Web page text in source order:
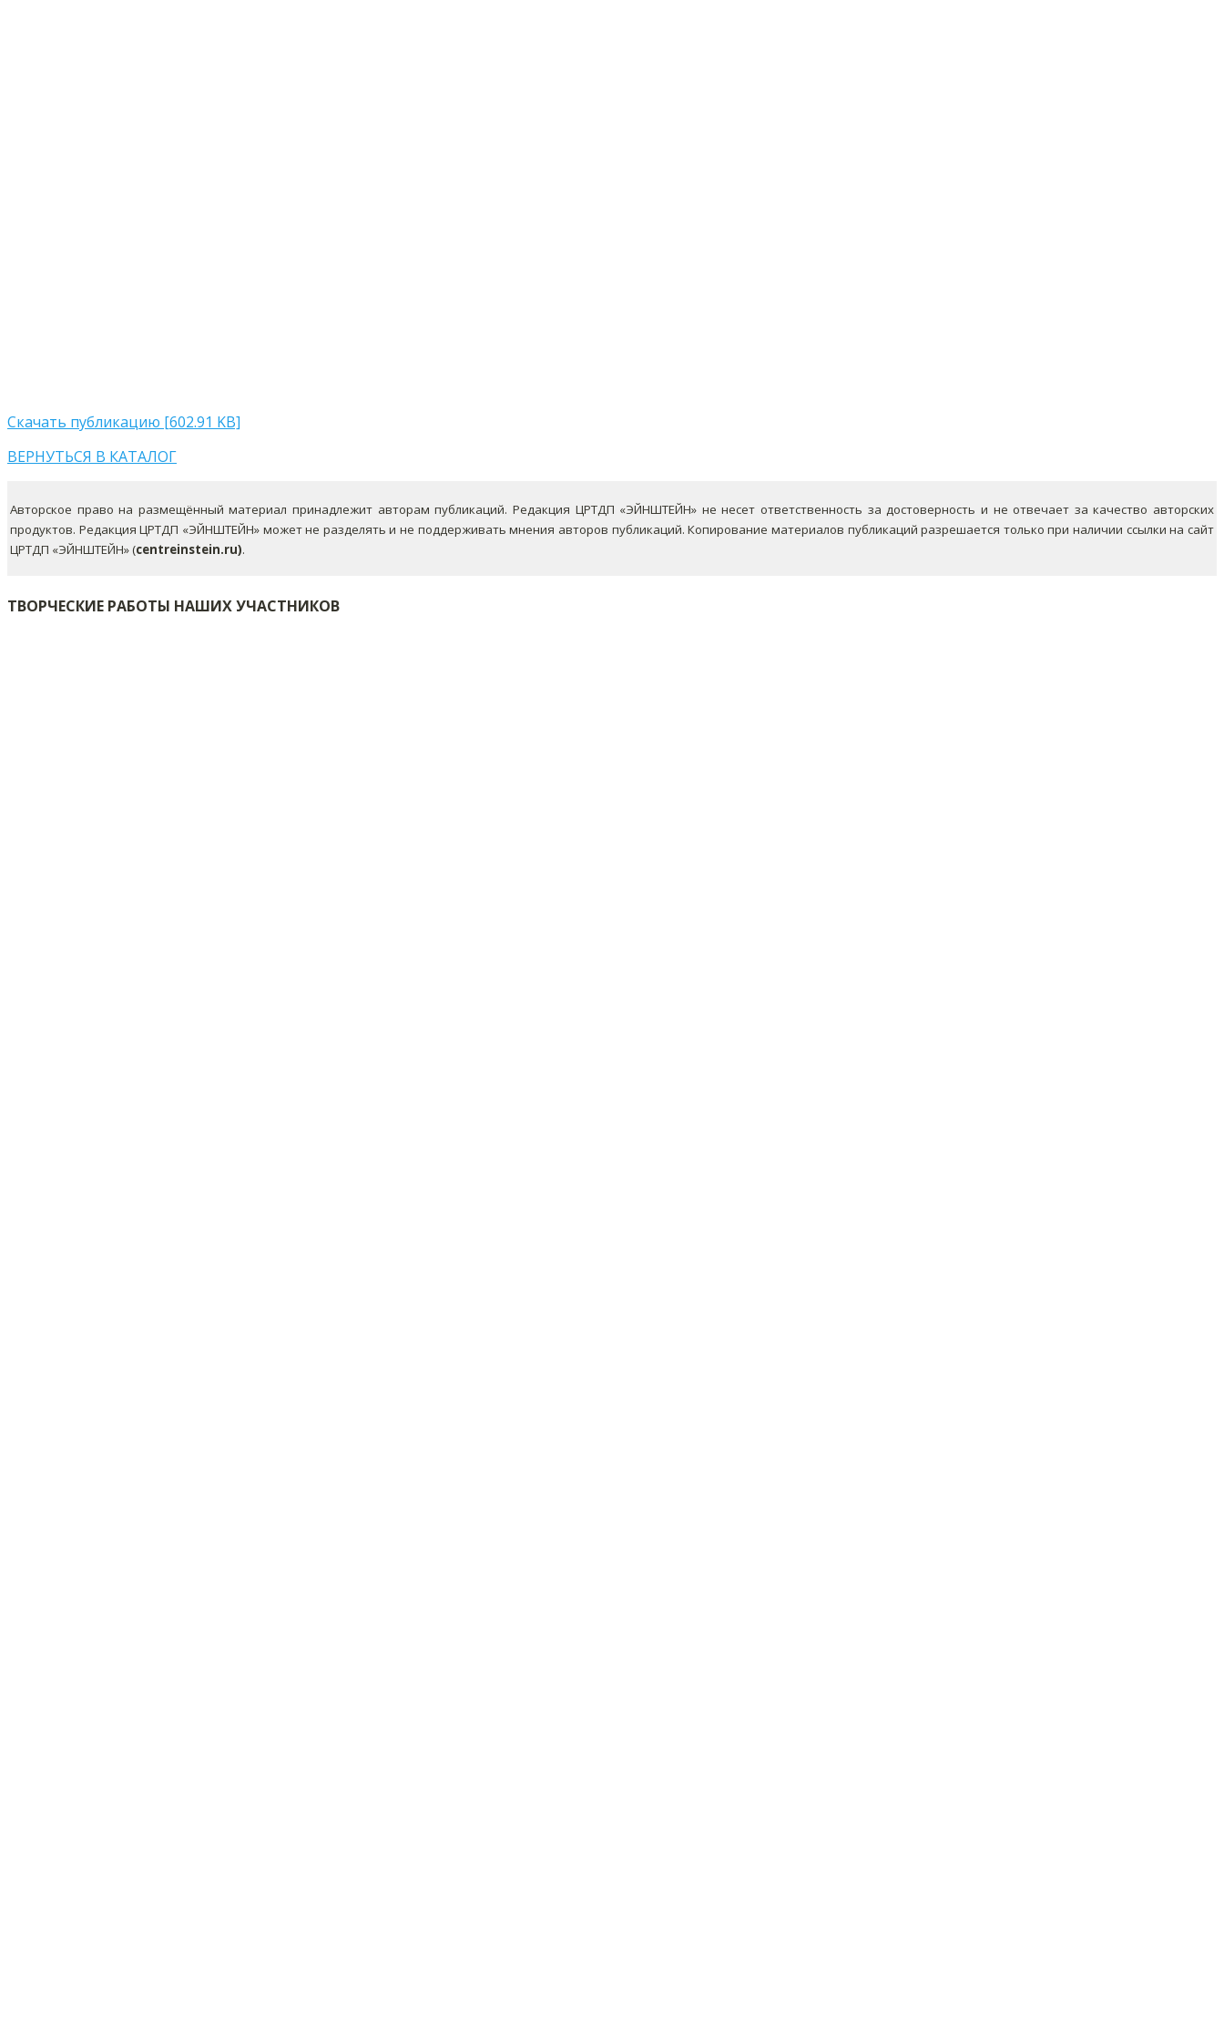
Скачать публикацию [602.91 KB]
ВЕРНУТЬСЯ В КАТАЛОГ
Авторское право на размещённый материал принадлежит авторам публикаций. Редакция ЦРТДП «ЭЙНШТЕЙН» не несет ответственность за достоверность и не отвечает за качество авторских
продуктов. Редакция ЦРТДП «ЭЙНШТЕЙН» может не разделять и не поддерживать мнения авторов публикаций.Копирование материалов публикаций разрешается только при наличии ссылки на сайт
ЦРТДП «ЭЙНШТЕЙН» (centreinstein.ru).
ТВОРЧЕСКИЕ РАБОТЫ НАШИХ УЧАСТНИКОВ